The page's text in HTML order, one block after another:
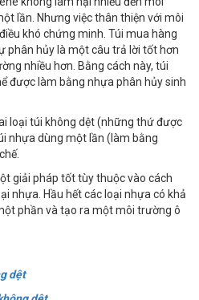
lần. Nhưng việc thân thiện với môi
khó chứng minh. Túi mua hàng
phân hủy là một câu trả lời tốt hơn
nhiều hơn. Bằng cách này, túi
được làm bằng nhựa phân hủy sinh
loại túi không dệt (những thứ được
nhựa dùng một lần (làm bằng
giải pháp tốt tùy thuộc vào cách
nhựa. Hầu hết các loại nhựa có khả
phần và tạo ra một môi trường ô
dệt